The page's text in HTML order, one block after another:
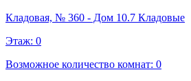
Кладовая, № 360 - Дом 10.7 Кладовые
Этаж: 0
Возможное количество комнат: 0